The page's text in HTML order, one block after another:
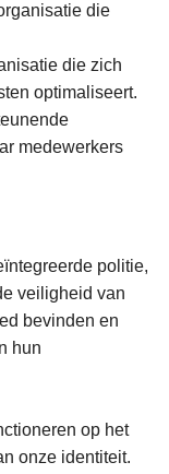
die
die zich
optimaliseert.
medewerkers
politie,
veiligheid van
bevinden en
hun
op het
onze identiteit.